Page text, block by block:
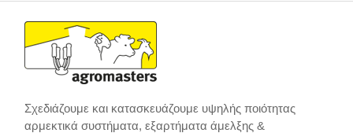
Σχεδιάζουμε και κατασκευάζουμε υψηλής ποιότητας
αρμεκτικά συστήματα, εξαρτήματα άμελξης &